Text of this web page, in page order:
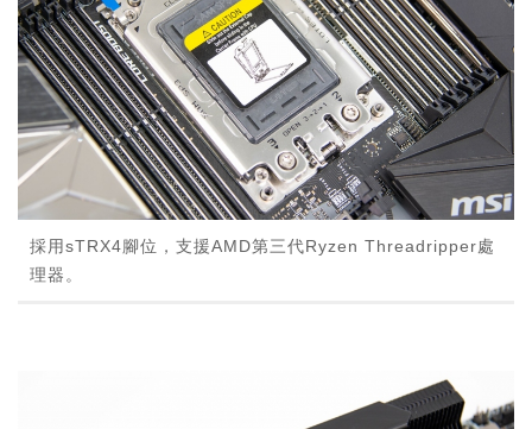
採用sTRX4腳位，支援AMD第三代Ryzen Threadripper處
理器。